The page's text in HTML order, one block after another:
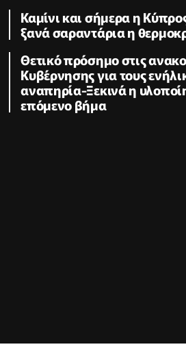
Καμίνι και σήμερα η
ξανά σαραντάρια η
Θετικό πρόσημο στις
Κυβέρνησης για τους
αναπηρία-Ξεκινά η
επόμενο βήμα